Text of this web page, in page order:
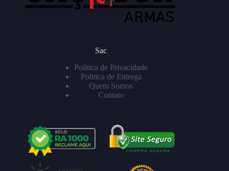
Sac
Politica de Privacidade
Politica de Entrega
Quem Somos
Contato